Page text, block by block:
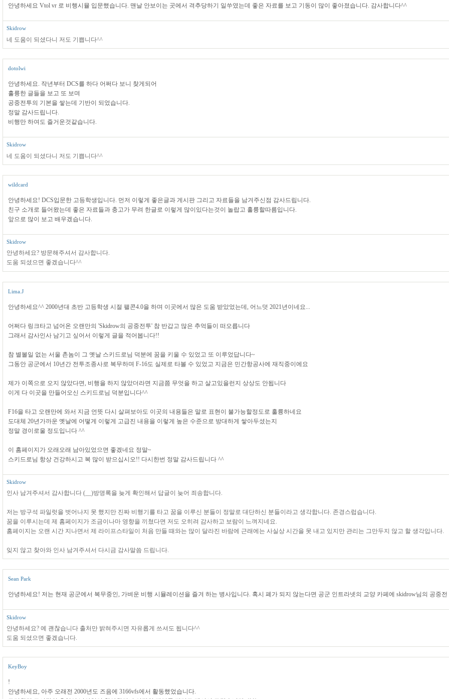
안녕하세요 Vtol vr 로 비행시뮬 입문했습니다. 맨날 안보이는 곳에서 격추당하기 일쑤였는데 좋은 자료를 보고 기동이 많이 좋아졌습니다. 감사합니다^^
Skidrow
네 도움이 되셨다니 저도 기쁩니다^^
dotolwi
안녕하세요. 작년부터 DCS를 하다 어쩌다 보니 찾게되어
훌륭한 글들을 보고 또 보며
공중전투의 기본을 쌓는데 기반이 되었습니다.
정말 감사드립니다.
비행만 하여도 즐거운것같습니다.
Skidrow
네 도움이 되셨다니 저도 기쁩니다^^
wildcard
안녕하세요! DCS입문한 고등학생입니다. 먼저 이렇게 좋은글과 게시판 그리고 자료들을 남겨주신점 감사드립니다.
친구 소개로 들어왔는데 좋은 자료들과 충고가 무려 한글로 이렇게 많이있다는것이 놀랍고 훌륭할따름입니다.
앞으로 많이 보고 배우겠습니다.
Skidrow
안녕하세요? 방문해주셔서 감사합니다.
도움 되셨으면 좋겠습니다^^
Lima.J
안녕하세요^^ 2000년대 초반 고등학생 시절 팰콘4.0을 하며 이곳에서 많은 도움 받았었는데, 어느덧 2021년이네요...
어쩌다 링크타고 넘어온 오랜만의 'Skidrow의 공중전투' 참 반갑고 많은 추억들이 떠오릅니다
그래서 감사인사 남기고 싶어서 이렇게 글을 적어봅니다!!
참 별볼일 없는 서울 촌놈이 그 옛날 스키드로님 덕분에 꿈을 키울 수 있었고 또 이루었답니다~
그동안 공군에서 10년간 전투조종사로 복무하며 F-16도 실제로 타볼 수 있었고 지금은 민간항공사에 재직중이에요
제가 이쪽으로 오지 않았다면, 비행을 하지 않았더라면 지금쯤 무엇을 하고 살고있을런지 상상도 안됩니다
이게 다 이곳을 만들어오신 스키드로님 덕분입니다^^
F16을 타고 오랜만에 와서 지금 언뜻 다시 살펴보아도 이곳의 내용들은 말로 표현이 불가능할정도로 훌륭하네요
도대체 20년가까운 옛날에 어떻게 이렇게 고급진 내용을 이렇게 높은 수준으로 방대하게 쌓아두셨는지
정말 경이로울 정도입니다 ^^
이 홈페이지가 오래오래 남아있었으면 좋겠네요 정말~
스키드로님 항상 건강하시고 복 많이 받으십시오!! 다시한번 정말 감사드립니다 ^^
Skidrow
인사 남겨주셔서 감사합니다 (__)방명록을 늦게 확인해서 답글이 늦어 죄송합니다.
저는 방구석 파일럿을 벗어나지 못 했지만 진짜 비행기를 타고 꿈을 이루신 분들이 정말로 대단하신 분들이라고 생각합니다. 존경스럽습니다.
꿈을 이루시는데 제 홈페이지가 조금이나마 영향을 끼쳤다면 저도 오히려 감사하고 보람이 느껴지네요.
홈페이지는 오랜 시간 지나면서 제 라이프스타일이 처음 만들 때와는 많이 달라진 바람에 근래에는 사실상 시간을 못 내고 있지만 관리는 그만두지 않고 할 생각입니다.
잊지 않고 찾아와 인사 남겨주셔서 다시금 감사말씀 드립니다.
Sean Park
안녕하세요! 저는 현재 공군에서 복무중인, 가벼운 비행 시뮬레이션을 즐겨 하는 병사입니다. 혹시 폐가 되지 않는다면 공군 인트라넷의 교양 카페에 skidrow님의 공중
Skidrow
안녕하세요? 예 괜찮습니다 출처만 밝혀주시면 자유롭게 쓰셔도 됩니다^^
도움 되셨으면 좋겠습니다.
KeyBoy
!
안녕하세요, 아주 오래전 2000년도 즈음에 3166vfs에서 활동했었습니다.